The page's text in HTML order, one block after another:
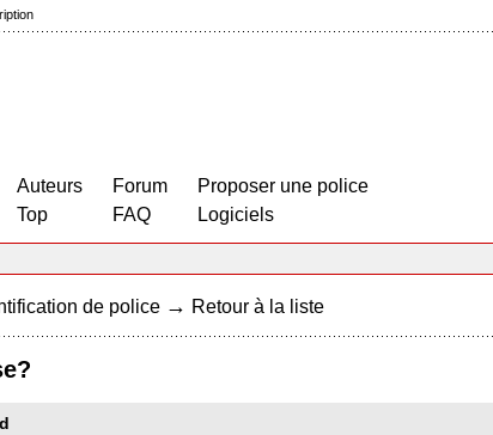
Auteurs
Top
Forum
FAQ
Proposer une police
Logiciels
de police → Retour à la liste